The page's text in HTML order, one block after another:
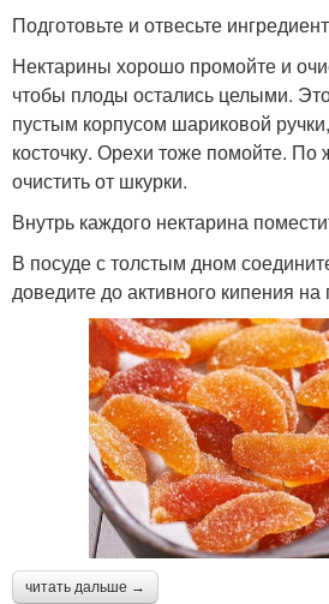
Подготовьте и отвесьте
Нектарины хорошо промойте и
чтобы плоды остались целыми.
пустым корпусом шариковой
косточку. Орехи тоже помойте.
очистить от шкурки.
Внутрь каждого нектарина
В посуде с толстым дном
доведите до активного кипения на
читать дальше →